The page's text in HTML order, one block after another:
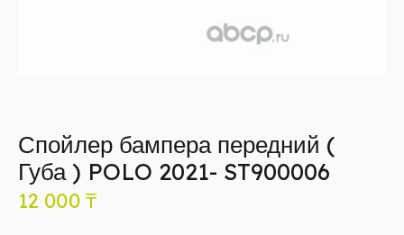
Спойлер бампера передний (
Губа ) POLO 2021- ST900006
12 000 ₸